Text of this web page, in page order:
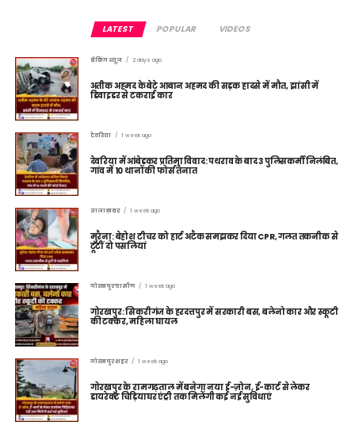
LATEST POPULAR VIDEOS
ब्रेकिंग न्यूज़ 2 days ago
अतीक अहमद के बेटे आबान अहमद की सड़क हादसे में मौत, झांसी में
डिवाइडर से टकराई कार
देवरिया 1 week ago
देवरिया में आंबेडकर प्रतिमा विवाद: पथराव के बाद 3 पुलिसकर्मी निलंबित,
गांव में 10 थानों की फोर्स तैनात
ताज़ा ख़बर 1 week ago
मुरैना: बेहोश टीचर को हार्ट अटैक समझकर दिया CPR, गलत तकनीक से
टूटीं दो पसलियां
गोरखपुर ग्रामीण 1 week ago
गोरखपुर: सिकरीगंज के हरदत्तपुर में सरकारी बस, बलेनो कार और स्कूटी
की टक्कर, महिला घायल
गोरखपुर शहर 1 week ago
गोरखपुर के रामगढ़ताल में बनेगा नया ई-ज़ोन, ई-कार्ट से लेकर
डायरेक्ट चिड़ियाघर एंट्री तक मिलेंगी कई नई सुविधाएं